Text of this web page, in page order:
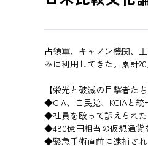
占領軍、キャノン機関、
みに利用してきた。累計
【栄光と破滅の目撃者たち
◆CIA、自民党、KCIAと統
◆社員を殴って訴えられた
◆480億円相当の仮想通貨
◆緊急手術直前に逮捕さ